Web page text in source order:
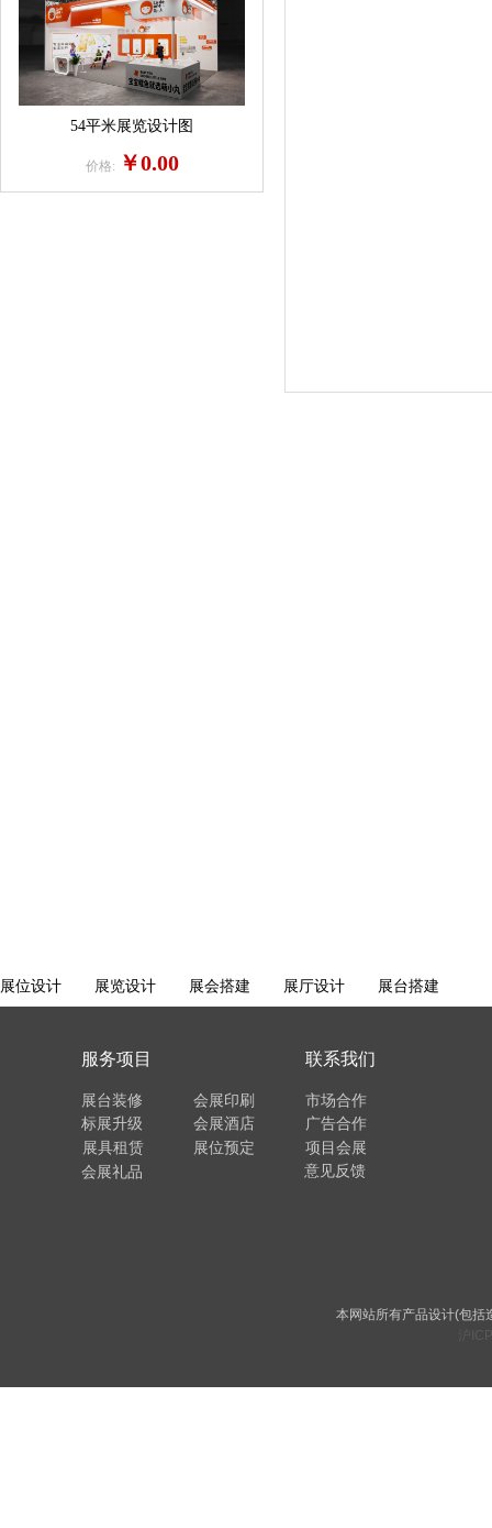
54平米展览设计图
价格: ￥0.00
项目会展
广告合作
展位预定
会展酒店
联系我们
会展礼品
展具租赁
意见反馈
标展升级
展台装修
服务项目
会展印刷 市场合作
本网站所有产品设计(包括
展位设计 展览设计 展会搭建 展厅设计 展台搭建